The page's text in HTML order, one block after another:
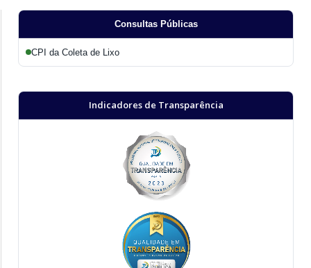
Consultas Públicas
CPI da Coleta de Lixo
Indicadores de Transparência